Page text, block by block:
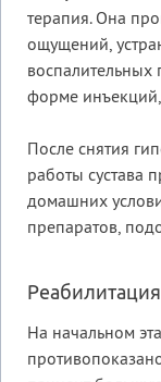
терапия. Она
ощущений,
воспалительных
форме инъекций,
После снятия
работы сустава
домашних
препаратов,
На начальном